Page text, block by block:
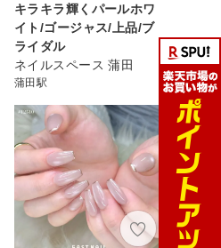
キラキラ輝くパールホワ
イト/ゴージャス/上品/ブ
ライダル
ネイルスペース 蒲田
蒲田駅